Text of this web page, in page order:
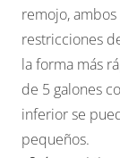
remojo,
restricciones
la forma más
de 5 galones
inferior se
pequeños.